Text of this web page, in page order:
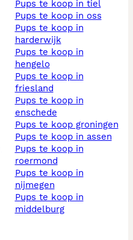
pups te koop in tiel
pups te koop in oss
pups te koop in
harderwijk
pups te koop in
hengelo
pups te koop in
friesland
pups te koop in
enschede
pups te koop groningen
pups te koop in assen
pups te koop in
roermond
pups te koop in
nijmegen
pups te koop in
middelburg